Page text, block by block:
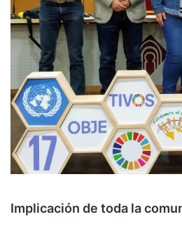
Implicación de toda la